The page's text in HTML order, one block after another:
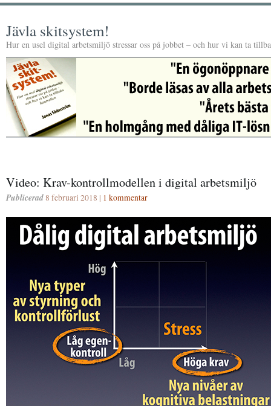
Jävla skitsystem!
Hur en usel digital arbetsmiljö stressar oss på jobbet – och hur vi kan ta
Video: Krav-kontrollmodellen i digital arbetsmiljö
Publicerad8 februari 2018 | 1 kommentar